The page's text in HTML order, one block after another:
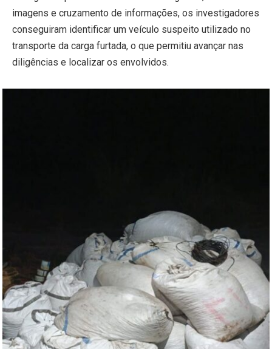
imagens e cruzamento de informações, os investigadores
conseguiram identificar um veículo suspeito utilizado no
transporte da carga furtada, o que permitiu avançar nas
diligências e localizar os envolvidos.